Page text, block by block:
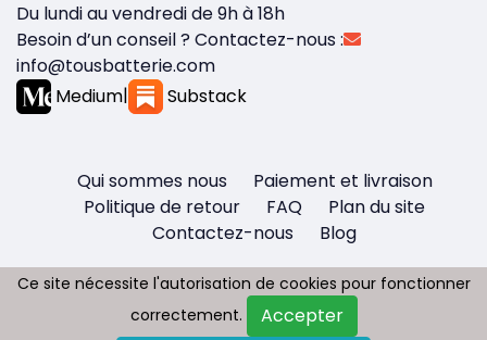
Du lundi au vendredi de 9h à 18h
Besoin d’un conseil ? Contactez-nous :
info@tousbatterie.com
Medium| Substack
Qui sommes nous
Paiement et livraison
Politique de retour
FAQ
Plan du site
Contactez-nous
Blog
Copyright © 2026 - Tous droit réservés
Ce site nécessite l'autorisation de cookies pour fonctionner
correctement.
Accepter
Ce site nécessite l'autorisation de cookies pour fonctionner
correctement.
Accepter